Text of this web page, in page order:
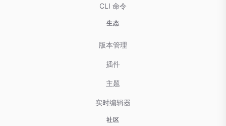
CLI 命令
生态
版本管理
插件
主题
实时编辑器
社区